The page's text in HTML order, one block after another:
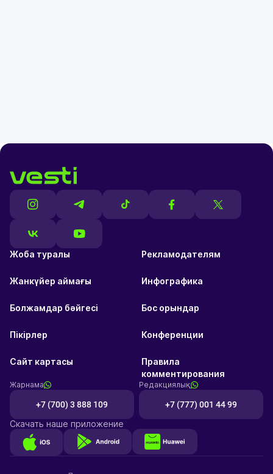
Жоба туралы Рекламодателям
Жанкүйер аймағы Инфографика
Болжамдар бәйгесі Бос орындар
Пікірлер Конференции
Сайт картасы
Правила
комментирования
Жарнама
+7 (700) 3 888 109
Редакциялық
+7 (777) 001 44 99
Скачать наше приложение